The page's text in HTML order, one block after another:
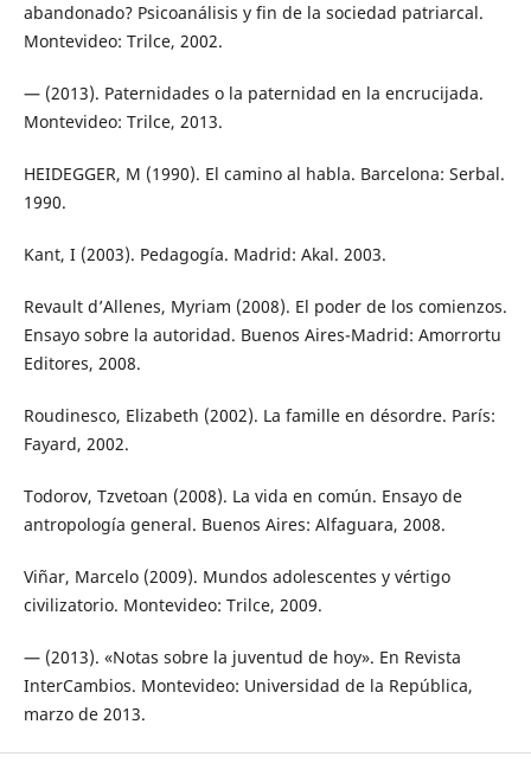
abandonado? Psicoanálisis y fin de la sociedad patriarcal.
Montevideo: Trilce, 2002.
— (2013). Paternidades o la paternidad en la encrucijada.
Montevideo: Trilce, 2013.
HEIDEGGER, M (1990). El camino al habla. Barcelona: Serbal.
1990.
Kant, I (2003). Pedagogía. Madrid: Akal. 2003.
Revault d’Allenes, Myriam (2008). El poder de los comienzos.
Ensayo sobre la autoridad. Buenos Aires-Madrid: Amorrortu
Editores, 2008.
Roudinesco, Elizabeth (2002). La famille en désordre. París:
Fayard, 2002.
Todorov, Tzvetoan (2008). La vida en común. Ensayo de
antropología general. Buenos Aires: Alfaguara, 2008.
Viñar, Marcelo (2009). Mundos adolescentes y vértigo
civilizatorio. Montevideo: Trilce, 2009.
— (2013). «Notas sobre la juventud de hoy». En Revista
InterCambios. Montevideo: Universidad de la República,
marzo de 2013.